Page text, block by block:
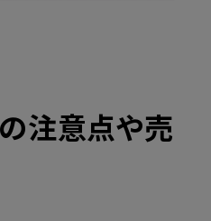
注意点や売